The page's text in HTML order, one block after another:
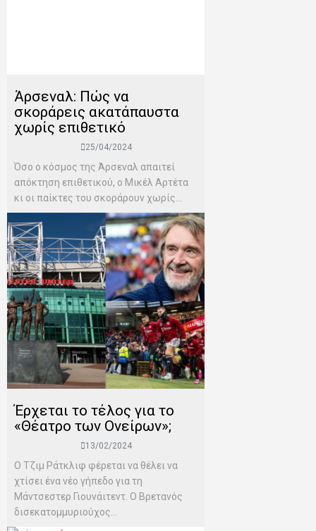
Άρσεναλ: Πώς να
σκοράρεις ακατάπαυστα
χωρίς επιθετικό
25/04/2024
Όσο ο κόσμος της Άρσεναλ απαιτεί
απόκτηση επιθετικού, ο Μικέλ Αρτέτα
κι οι παίκτες του σκοράρουν χωρίς...
Έρχεται το τέλος για το
«Θέατρο των Ονείρων»;
13/02/2024
Ο Τζιμ Ράτκλιφ φέρεται να θέλει να
χτίσει ένα νέο γήπεδο για τη
Μάντσεστερ Γιουνάιτεντ. Ο Βρετανός
δισεκατομμυριούχος...